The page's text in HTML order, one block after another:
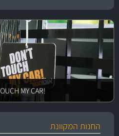
!DON'T TOUCH MY CAR
החנות המקוונת